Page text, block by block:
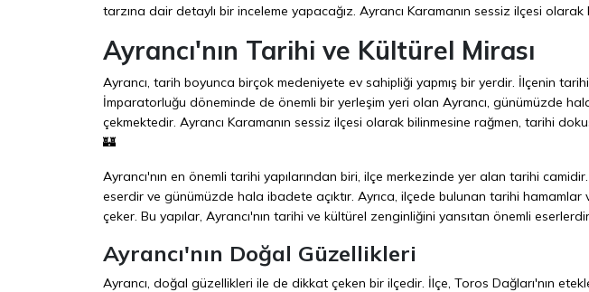
tarzına dair detaylı bir inceleme yapacağız. Ayrancı Karamanın sessiz ilçesi
Ayrancı'nın Tarihi ve Kültürel Mirası
Ayrancı, tarih boyunca birçok medeniyete ev sahipliği yapmış bir yerdir. İlçenin
İmparatorluğu döneminde de önemli bir yerleşim yeri olan Ayrancı, günümüzde
çekmektedir. Ayrancı Karamanın sessiz ilçesi olarak bilinmesine rağmen, tarihi
🏰
Ayrancı'nın en önemli tarihi yapılarından biri, ilçe merkezinde yer alan tarihi
eserdir ve günümüzde hala ibadete açıktır. Ayrıca, ilçede bulunan tarihi
çeker. Bu yapılar, Ayrancı'nın tarihi ve kültürel zenginliğini yansıtan önemli eserlerdir.
Ayrancı'nın Doğal Güzellikleri
Ayrancı, doğal güzellikleri ile de dikkat çeken bir ilçedir. İlçe, Toros Dağları'nın